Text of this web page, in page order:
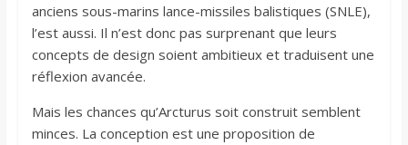
anciens sous-marins lance-missiles balistiques (SNLE),
l’est aussi. Il n’est donc pas surprenant que leurs
concepts de design soient ambitieux et traduisent une
réflexion avancée.
Mais les chances qu’Arcturus soit construit semblent
minces. La conception est une proposition de